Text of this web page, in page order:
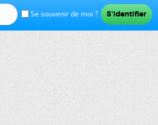
Se souvenir de moi ?